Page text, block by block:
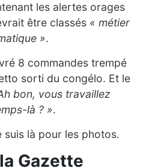
les alertes orages
être classés « métier
».
8 commandes trempé
sorti du congélo. Et le
bon, vous travaillez
là ? ».
suis là pour les photos.
Gazette